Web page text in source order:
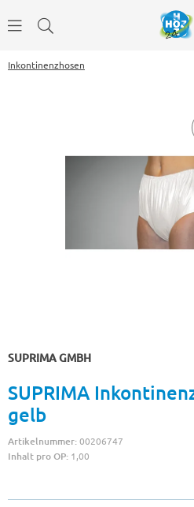
Inkontinenzhosen
SUPRIMA GMBH
SUPRIMA
gelb
Artikelnummer:00206747
Inhalt pro OP: 1,00